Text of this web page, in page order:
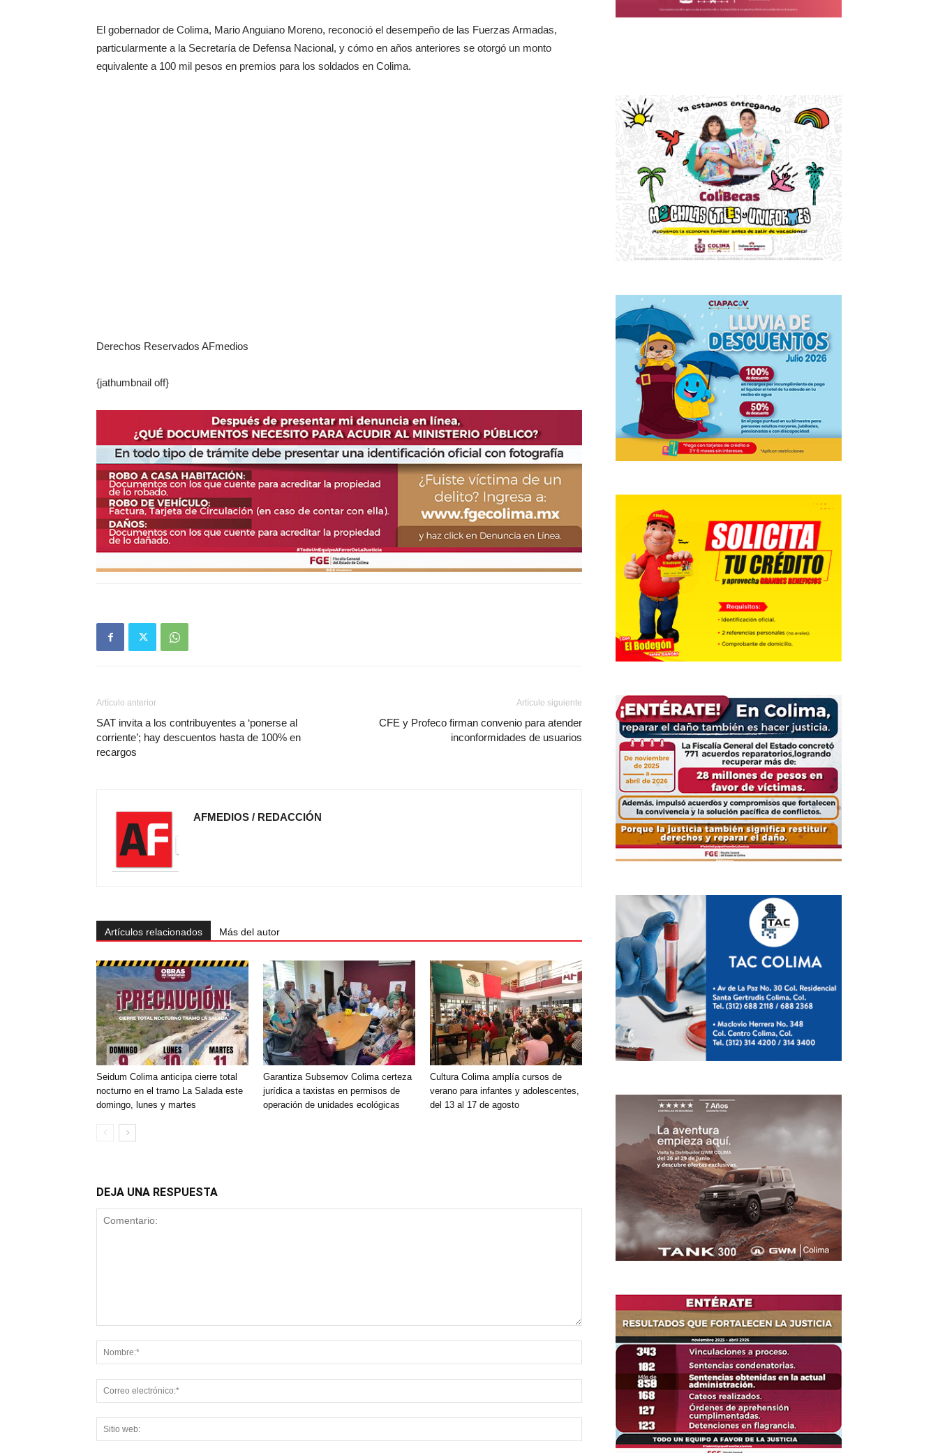
El gobernador de Colima, Mario Anguiano Moreno, reconoció el desempeño de las Fuerzas Armadas,
particularmente a la Secretaría de Defensa Nacional, y cómo en años anteriores se otorgó un monto
equivalente a 100 mil pesos en premios para los soldados en Colima.
Derechos Reservados AFmedios
{jathumbnail off}
Artículo anterior
SAT invita a los contribuyentes a ‘ponerse al
corriente’; hay descuentos hasta de 100% en
recargos
Artículo siguiente
CFE y Profeco firman convenio para atender
inconformidades de usuarios
AFMEDIOS / REDACCIÓN
Artículos relacionados Más del autor
Seidum Colima anticipa cierre total
nocturno en el tramo La Salada este
domingo, lunes y martes
Garantiza Subsemov Colima certeza
jurídica a taxistas en permisos de
operación de unidades ecológicas
Cultura Colima amplía cursos de
verano para infantes y adolescentes,
del 13 al 17 de agosto
DEJA UNA RESPUESTA